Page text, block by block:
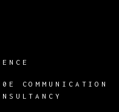
COMMUNICATION